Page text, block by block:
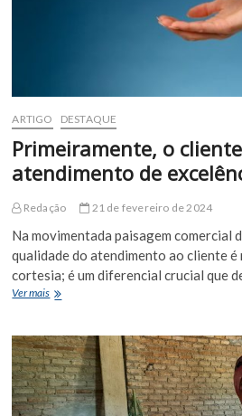
ARTIGO DESTAQUE
Primeiramente, o
atendimento de
Redação 21 de fevereiro de 2024
Na movimentada paisagem comercial
qualidade do atendimento ao cliente é
cortesia; é um diferencial crucial que
Ver maisPrimeiramente,
só
quer
um
atendimento
de